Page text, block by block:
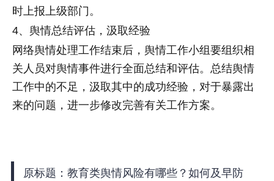
时上报上级部门。
4、舆情总结评估，汲取经验
网络舆情处理工作结束后，舆情工作小组要组织相
关人员对舆情事件进行全面总结和评估。总结舆情
工作中的不足，汲取其中的成功经验，对于暴露出
来的问题，进一步修改完善有关工作方案。
原标题：教育类舆情风险有哪些？如何及早防